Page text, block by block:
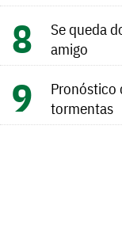
Se queda
amigo
Pronóstico
tormentas